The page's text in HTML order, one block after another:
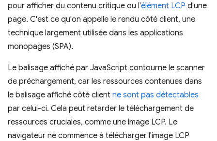
pour afficher du contenu critique ou l'élément LCP d'une
page. C'est ce qu'on appelle le rendu côté client, une
technique largement utilisée dans les applications
monopages (SPA).
Le balisage affiché par JavaScript contourne le scanner
de préchargement, car les ressources contenues dans
le balisage affiché côté client ne sont pas détectables
par celui-ci. Cela peut retarder le téléchargement de
ressources cruciales, comme une image LCP. Le
navigateur ne commence à télécharger l'image LCP